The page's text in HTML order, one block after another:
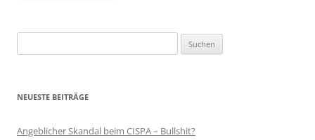
nach:
NEUESTE BEITRÄGE
Angeblicher Skandal beim CISPA – Bullshit?